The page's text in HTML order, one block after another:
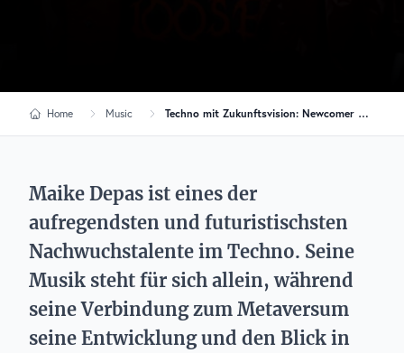
Home Music Techno mit Zukunftsvision: Newcomer Maike Depas releast „State of Techno“
Maike Depas ist eines der
aufregendsten und futuristischsten
Nachwuchstalente im Techno. Seine
Musik steht für sich allein, während
seine Verbindung zum Metaversum
seine Entwicklung und den Blick in